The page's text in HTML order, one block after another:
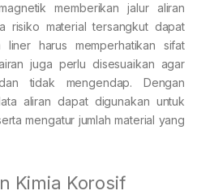
memberikan jalur aliran
risiko material tersangkut dapat
liner harus memperhatikan sifat
juga perlu disesuaikan agar
tidak mengendap. Dengan
aliran dapat digunakan untuk
mengatur jumlah material yang
Kimia Korosif